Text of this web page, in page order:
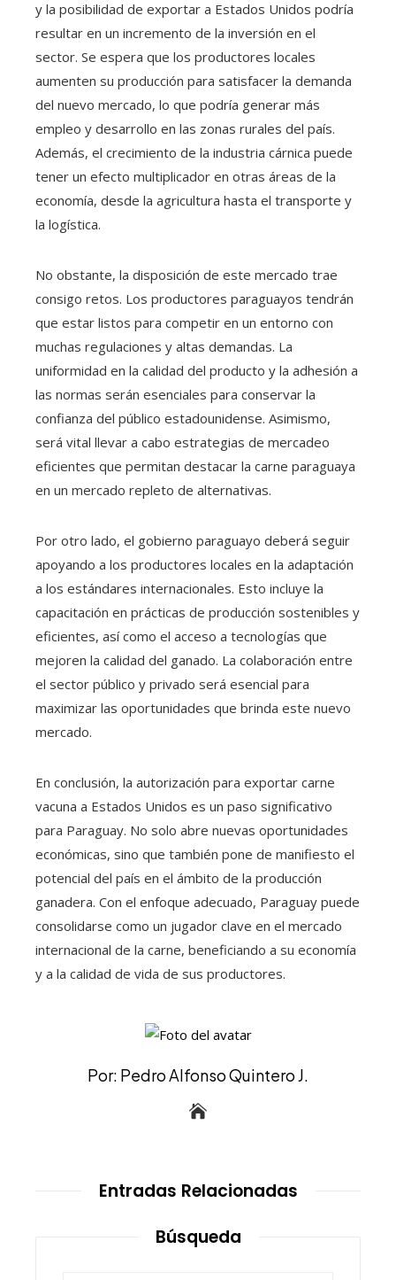
y la posibilidad de exportar a Estados Unidos podría
resultar en un incremento de la inversión en el
sector. Se espera que los productores locales
aumenten su producción para satisfacer la demanda
del nuevo mercado, lo que podría generar más
empleo y desarrollo en las zonas rurales del país.
Además, el crecimiento de la industria cárnica puede
tener un efecto multiplicador en otras áreas de la
economía, desde la agricultura hasta el transporte y
la logística.
No obstante, la disposición de este mercado trae
consigo retos. Los productores paraguayos tendrán
que estar listos para competir en un entorno con
muchas regulaciones y altas demandas. La
uniformidad en la calidad del producto y la adhesión a
las normas serán esenciales para conservar la
confianza del público estadounidense. Asimismo,
será vital llevar a cabo estrategias de mercadeo
eficientes que permitan destacar la carne paraguaya
en un mercado repleto de alternativas.
Por otro lado, el gobierno paraguayo deberá seguir
apoyando a los productores locales en la adaptación
a los estándares internacionales. Esto incluye la
capacitación en prácticas de producción sostenibles y
eficientes, así como el acceso a tecnologías que
mejoren la calidad del ganado. La colaboración entre
el sector público y privado será esencial para
maximizar las oportunidades que brinda este nuevo
mercado.
En conclusión, la autorización para exportar carne
vacuna a Estados Unidos es un paso significativo
para Paraguay. No solo abre nuevas oportunidades
económicas, sino que también pone de manifiesto el
potencial del país en el ámbito de la producción
ganadera. Con el enfoque adecuado, Paraguay puede
consolidarse como un jugador clave en el mercado
internacional de la carne, beneficiando a su economía
y a la calidad de vida de sus productores.
Por: Pedro Alfonso Quintero J.
Entradas Relacionadas
Búsqueda